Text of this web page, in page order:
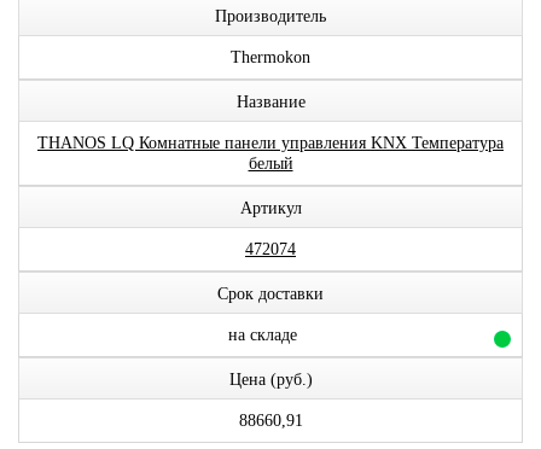
Производитель
Thermokon
Название
THANOS LQ Комнатные панели управления KNX Температура
белый
Артикул
472074
Срок доставки
на складе
Цена (руб.)
88660,91